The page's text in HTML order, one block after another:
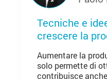
Tecniche e
crescere la
Aumentare la
solo permette di
contribuisce